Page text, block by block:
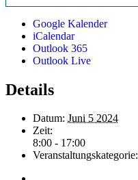
Google Kalender
iCalendar
Outlook 365
Outlook Live
Details
Datum: Juni 5 2024
Zeit:
8:00 - 17:00
Veranstaltungskategorie: